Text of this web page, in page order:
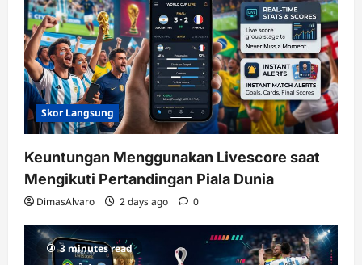
Skor Langsung
Keuntungan Menggunakan Livescore saat
Mengikuti Pertandingan Piala Dunia
DimasAlvaro 2 days ago 0
3 minutes read